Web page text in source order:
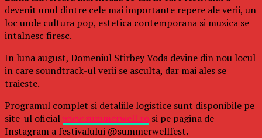
devenit unul dintre cele mai importante repere ale verii, un
loc unde cultura pop, estetica contemporana si muzica se
intalnesc firesc.
In luna august, Domeniul Stirbey Voda devine din nou locul
in care soundtrack-ul verii se asculta, dar mai ales se
traieste.
Programul complet si detaliile logistice sunt disponibile pe
site-ul oficialwww.summerwell.ro si pe pagina de
Instagram a festivalului @summerwellfest.